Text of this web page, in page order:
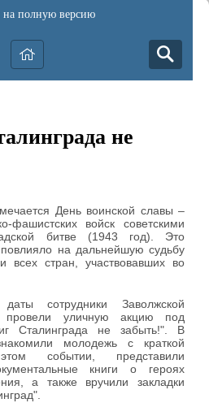
на полную версию
не
День воинской славы –
фашистских войск советскими
битве (1943 год). Это
на дальнейшую судьбу
всех стран, участвовавших во
сотрудники Заволжской
провели уличную акцию под
Сталинграда не забыть!". В
молодежь с краткой
событии, представили
книги о героях
а также вручили закладки